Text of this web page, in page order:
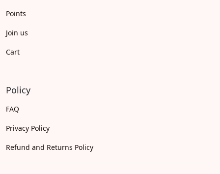
Points
Join us
Cart
Policy
FAQ
Privacy Policy
Refund and Returns Policy